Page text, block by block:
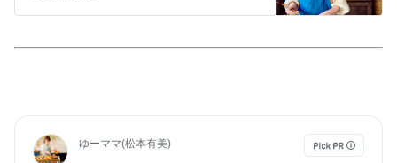
ゆーママ(松本有美)